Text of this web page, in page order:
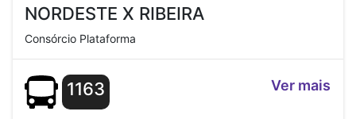
NORDESTE X RIBEIRA
Consórcio Plataforma
1163 Ver mais